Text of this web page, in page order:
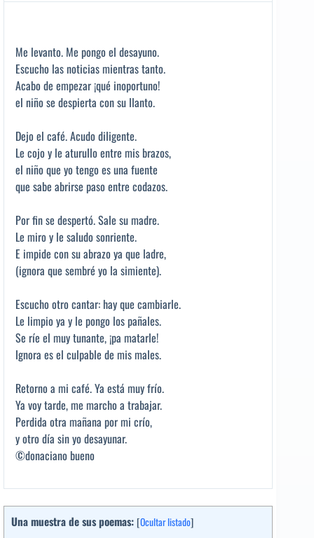
Me levanto. Me pongo el desayuno.
Escucho las noticias mientras tanto.
Acabo de empezar ¡qué inoportuno!
el niño se despierta con su llanto.
Dejo el café. Acudo diligente.
Le cojo y le aturullo entre mis brazos,
el niño que yo tengo es una fuente
que sabe abrirse paso entre codazos.
Por fin se despertó. Sale su madre.
Le miro y le saludo sonriente.
E impide con su abrazo ya que ladre,
(ignora que sembré yo la simiente).
Escucho otro cantar: hay que cambiarle.
Le limpio ya y le pongo los pañales.
Se ríe el muy tunante, ¡pa matarle!
Ignora es el culpable de mis males.
Retorno a mi café. Ya está muy frío.
Ya voy tarde, me marcho a trabajar.
Perdida otra mañana por mi crío,
y otro día sin yo desayunar.
©donaciano bueno
Una muestra de sus poemas: [Ocultar listado]